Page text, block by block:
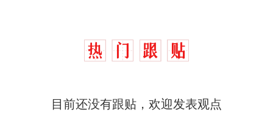
目前还没有跟贴，欢迎发表观点
热
那个在床头放菜刀的女孩，
么？